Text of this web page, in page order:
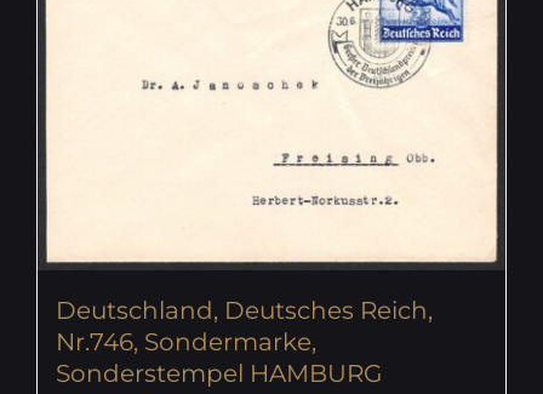
Deutschland, Deutsches Reich,
Nr.746, Sondermarke,
Sonderstempel HAMBURG